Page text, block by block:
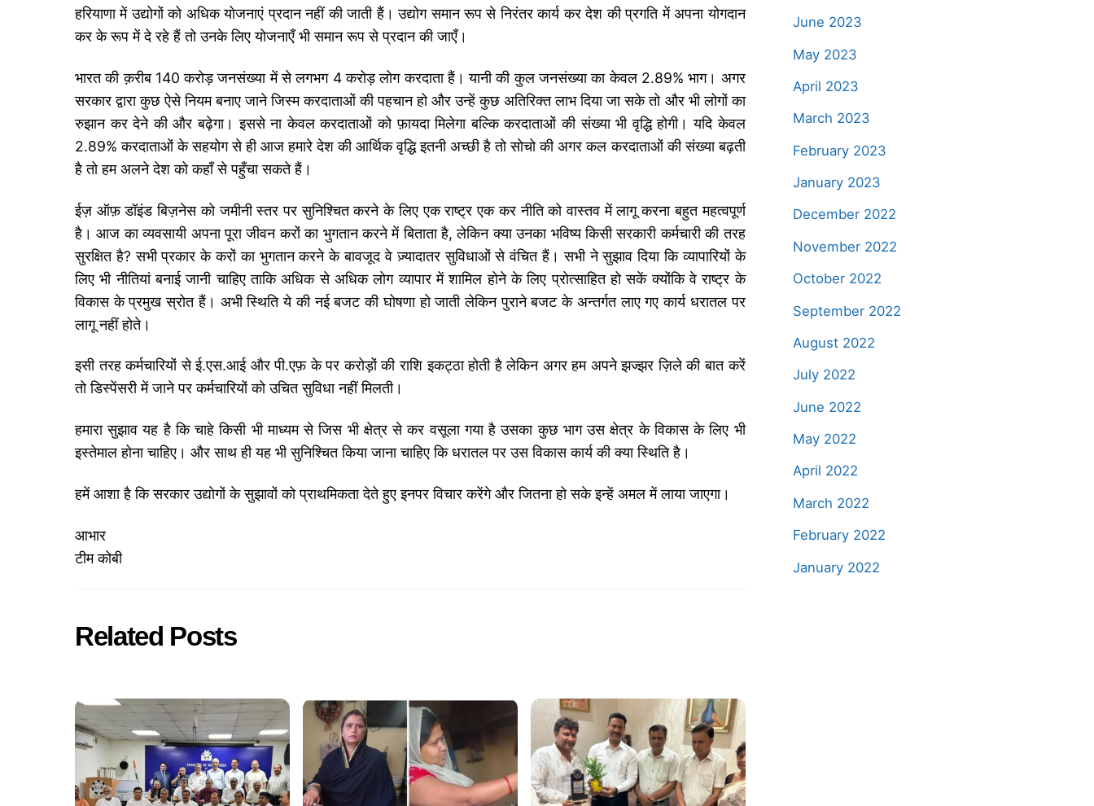
हरियाणा में उद्योगों को अधिक योजनाएं प्रदान नहीं की जाती हैं। उद्योग समान रूप से निरंतर कार्य कर देश की प्रगति में अपना योगदान
कर के रूप में दे रहे हैं तो उनके लिए योजनाएँ भी समान रूप से प्रदान की जाएँ।
भारत की क़रीब 140 करोड़ जनसंख्या में से लगभग 4 करोड़ लोग करदाता हैं। यानी की कुल जनसंख्या का केवल 2.89% भाग। अगर
सरकार द्वारा कुछ ऐसे नियम बनाए जाने जिस्म करदाताओं की पहचान हो और उन्हें कुछ अतिरिक्त लाभ दिया जा सके तो और भी लोगों का
रुझान कर देने की और बढ़ेगा। इससे ना केवल करदाताओं को फ़ायदा मिलेगा बल्कि करदाताओं की संख्या भी वृद्धि होगी। यदि केवल
2.89% करदाताओं के सहयोग से ही आज हमारे देश की आर्थिक वृद्धि इतनी अच्छी है तो सोचो की अगर कल करदाताओं की संख्या बढ़ती
है तो हम अलने देश को कहाँ से पहुँचा सकते हैं।
ईज़ ऑफ़ डॉइंड बिज़नेस को जमीनी स्तर पर सुनिश्चित करने के लिए एक राष्ट्र एक कर नीति को वास्तव में लागू करना बहुत महत्वपूर्ण
है। आज का व्यवसायी अपना पूरा जीवन करों का भुगतान करने में बिताता है, लेकिन क्या उनका भविष्य किसी सरकारी कर्मचारी की तरह
सुरक्षित है? सभी प्रकार के करों का भुगतान करने के बावजूद वे ज़्यादातर सुविधाओं से वंचित हैं। सभी ने सुझाव दिया कि व्यापारियों के
लिए भी नीतियां बनाई जानी चाहिए ताकि अधिक से अधिक लोग व्यापार में शामिल होने के लिए प्रोत्साहित हो सकें क्योंकि वे राष्ट्र के
विकास के प्रमुख स्रोत हैं। अभी स्थिति ये की नई बजट की घोषणा हो जाती लेकिन पुराने बजट के अन्तर्गत लाए गए कार्य धरातल पर
लागू नहीं होते।
इसी तरह कर्मचारियों से ई.एस.आई और पी.एफ़ के पर करोड़ों की राशि इकट्ठा होती है लेकिन अगर हम अपने झज्झर ज़िले की बात करें
तो डिस्पेंसरी में जाने पर कर्मचारियों को उचित सुविधा नहीं मिलती।
हमारा सुझाव यह है कि चाहे किसी भी माध्यम से जिस भी क्षेत्र से कर वसूला गया है उसका कुछ भाग उस क्षेत्र के विकास के लिए भी
इस्तेमाल होना चाहिए। और साथ ही यह भी सुनिश्चित किया जाना चाहिए कि धरातल पर उस विकास कार्य की क्या स्थिति है।
हमें आशा है कि सरकार उद्योगों के सुझावों को प्राथमिकता देते हुए इनपर विचार करेंगे और जितना हो सके इन्हें अमल में लाया जाएगा।
आभार
टीम कोबी
Related Posts
June 2023
May 2023
April 2023
March 2023
February 2023
January 2023
December 2022
November 2022
October 2022
September 2022
August 2022
July 2022
June 2022
May 2022
April 2022
March 2022
February 2022
January 2022